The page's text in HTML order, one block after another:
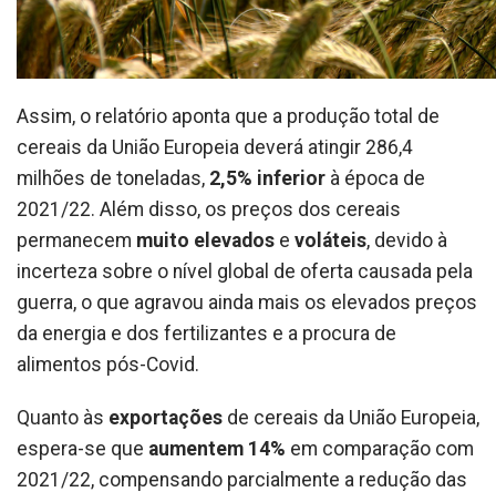
Assim, o relatório aponta que a produção total de
cereais da União Europeia deverá atingir 286,4
milhões de toneladas, 2,5% inferior à época de
2021/22. Além disso, os preços dos cereais
permanecem muito elevados e voláteis, devido à
incerteza sobre o nível global de oferta causada pela
guerra, o que agravou ainda mais os elevados preços
da energia e dos fertilizantes e a procura de
alimentos pós-Covid.
Quanto às exportações de cereais da União Europeia,
espera-se que aumentem 14% em comparação com
2021/22, compensando parcialmente a redução das